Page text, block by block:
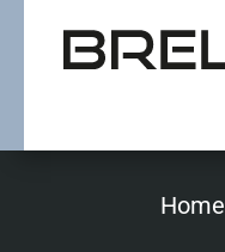
Home